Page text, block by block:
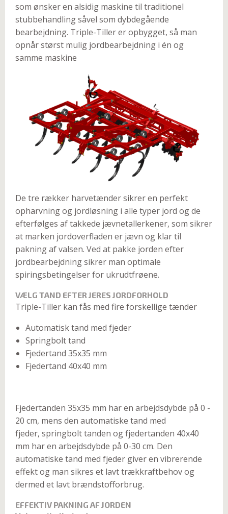
som ønsker en alsidig maskine til traditionel
stubbehandling såvel som dybdegående
bearbejdning. Triple-Tiller er opbygget, så man
opnår størst mulig jordbearbejdning i én og
samme maskine
De tre rækker harvetænder sikrer en perfekt
opharvning og jordløsning i alle typer jord og de
efterfølges af takkede jævnetallerkener, som sikrer
at marken jordoverfladen er jævn og klar til
pakning af valsen. Ved at pakke jorden efter
jordbearbejdning sikrer man optimale
spiringsbetingelser for ukrudtfrøene.
VÆLG TAND EFTER JERES JORDFORHOLD
Triple-Tiller kan fås med fire forskellige tænder
Automatisk tand med fjeder
Springbolt tand
Fjedertand 35x35 mm
Fjedertand 40x40 mm
Fjedertanden 35x35 mm har en arbejdsdybde på 0 -
20 cm, mens den automatiske tand med
fjeder, springbolt tanden og fjedertanden 40x40
mm har en arbejdsdybde på 0-30 cm. Den
automatiske tand med fjeder giver en vibrerende
effekt og man sikres et lavt trækkraftbehov og
dermed et lavt brændstofforbrug.
EFFEKTIV PAKNING AF JORDEN